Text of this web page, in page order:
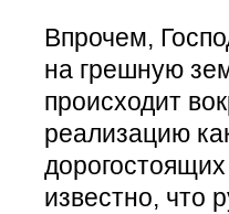
Впрочем,
на грешную
происходит
реализацию
известно, что